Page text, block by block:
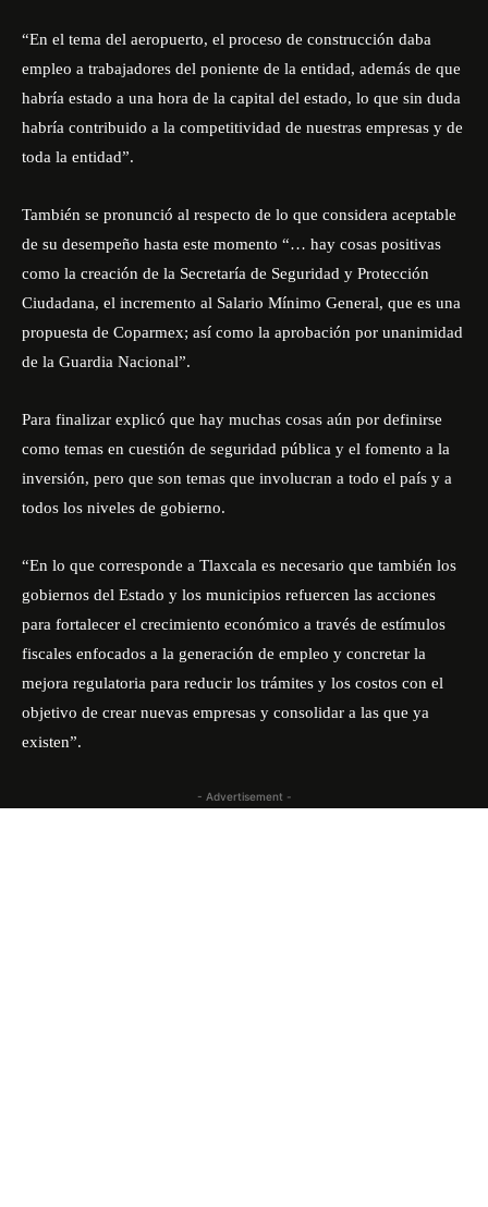
“En el tema del aeropuerto, el proceso de construcción daba
empleo a trabajadores del poniente de la entidad, además de que
habría estado a una hora de la capital del estado, lo que sin duda
habría contribuido a la competitividad de nuestras empresas y de
toda la entidad”.
También se pronunció al respecto de lo que considera aceptable
de su desempeño hasta este momento “… hay cosas positivas
como la creación de la Secretaría de Seguridad y Protección
Ciudadana, el incremento al Salario Mínimo General, que es una
propuesta de Coparmex; así como la aprobación por unanimidad
de la Guardia Nacional”.
Para finalizar explicó que hay muchas cosas aún por definirse
como temas en cuestión de seguridad pública y el fomento a la
inversión, pero que son temas que involucran a todo el país y a
todos los niveles de gobierno.
“En lo que corresponde a Tlaxcala es necesario que también los
gobiernos del Estado y los municipios refuercen las acciones
para fortalecer el crecimiento económico a través de estímulos
fiscales enfocados a la generación de empleo y concretar la
mejora regulatoria para reducir los trámites y los costos con el
objetivo de crear nuevas empresas y consolidar a las que ya
existen”.
- Advertisement -